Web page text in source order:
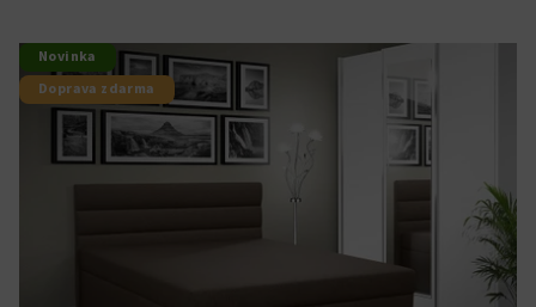
Novinka
Doprava zdarma